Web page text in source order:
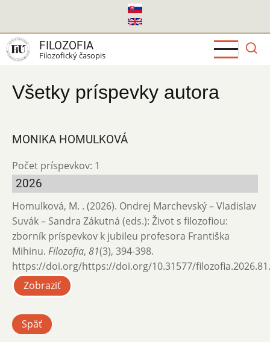
hlavný
obsah
FILOZOFIA
Filozofický časopis
Všetky príspevky autora
MONIKA HOMULKOVÁ
Počet príspevkov: 1
2026
Homulková, M. . (2026). Ondrej Marchevský – Vladislav
Suvák – Sandra Zákutná (eds.): Život s filozofiou:
zborník príspevkov k jubileu profesora Františka
Mihinu. Filozofia, 81(3), 394-398.
https://doi.org/https://doi.org/10.31577/
Zobraziť
Späť